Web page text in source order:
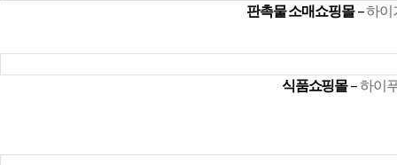
판촉물 소매쇼핑몰–하이
식품쇼핑몰–하이